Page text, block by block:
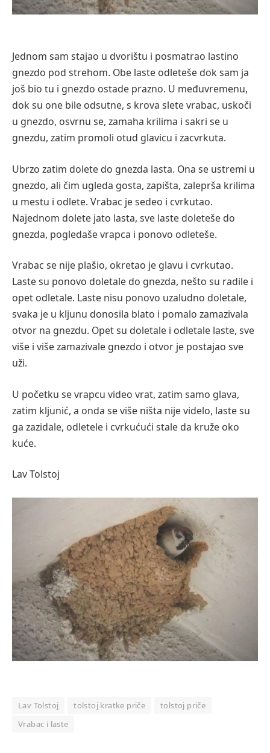
Jednom sam stajao u dvorištu i posmatrao lastino
gnezdo pod strehom. Obe laste odleteše dok sam ja
još bio tu i gnezdo ostade prazno. U međuvremenu,
dok su one bile odsutne, s krova slete vrabac, uskoči
u gnezdo, osvrnu se, zamaha krilima i sakri se u
gnezdu, zatim promoli otud glavicu i zacvrkuta.
Ubrzo zatim dolete do gnezda lasta. Ona se ustremi u
gnezdo, ali čim ugleda gosta, zapišta, zaleprša krilima
u mestu i odlete. Vrabac je sedeo i cvrkutao.
Najednom dolete jato lasta, sve laste doleteše do
gnezda, pogledaše vrapca i ponovo odleteše.
Vrabac se nije plašio, okretao je glavu i cvrkutao.
Laste su ponovo doletale do gnezda, nešto su radile i
opet odletale. Laste nisu ponovo uzaludno doletale,
svaka je u kljunu donosila blato i pomalo zamazivala
otvor na gnezdu. Opet su doletale i odletale laste, sve
više i više zamazivale gnezdo i otvor je postajao sve
uži.
U početku se vrapcu video vrat, zatim samo glava,
zatim kljunić, a onda se više ništa nije videlo, laste su
ga zazidale, odletele i cvrkućući stale da kruže oko
kuće.
Lav Tolstoj
Lav Tolstoj tolstoj kratke priče
tolstoj priče
Vrabac i laste